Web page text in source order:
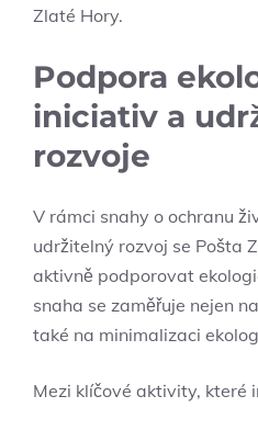
Zlaté Hory.
Podpora
iniciativ a
rozvoje
V rámci snahy o ochranu
udržitelný rozvoj se Pošta
aktivně podporovat
snaha se zaměřuje nejen
také na minimalizaci
Mezi klíčové aktivity, které